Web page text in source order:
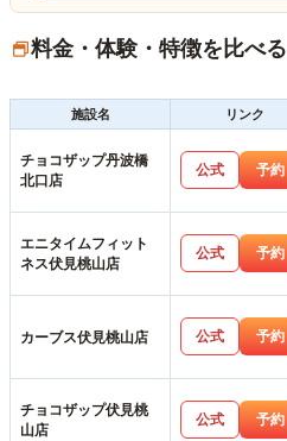
料金・体験・特徴を比べる
施設名
リンク
チョコザップ丹波橋
北口店
公式 予約
エニタイムフィット
ネス伏見桃山店
公式 予約
カーブス伏見桃山店 公式 予約
チョコザップ伏見桃
山店
公式 予約